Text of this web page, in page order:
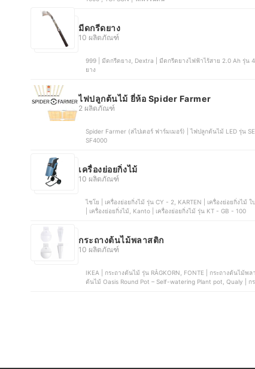
มีดกรีดยาง
10 ผลิตภัณฑ์
999 | มีดกรีดยาง, Dextra | มีดกรีดยางไฟฟ้าไร้สาย 2.0 Ah รุ่น 4GXJ-I, แมวเงิน | มีดกรีดยาง, มังกรทอง | มีดกรีดยาง, นกเงือก | มีดกรีด
ยาง
ไฟปลูกต้นไม้ ยี่ห้อ Spider Farmer
2 ผลิตภัณฑ์
Spider Farmer (สไปเดอร์ ฟาร์มเมอร์) | ไฟปลูกต้นไม้ LED รุ่น
SF4000
เครื่องย่อยกิ่งไม้
10 ผลิตภัณฑ์
ไชโย | เครื่องย่อยกิ่งไม้ รุ่น CY - 2, KARTEN | เครื่องย่อยกิ่งไม้ ใบไม้ รุ่น ZF5120, SENIX | เครื่องย่อยกิ่งไม้ 2200W รุ่น YT5466 , TorqPro
| เครื่องย่อยกิ่งไม้, Kanto | เครื่องย่อยกิ่งไม้ รุ่น KT - GB - 100
กระถางต้นไม้พลาสติก
10 ผลิตภัณฑ์
IKEA | กระถางต้นไม้ รุ่น RÅGKORN, FONTE | กระถางต้นไม้
ต้นไม้ Oasis Round Pot – Self-watering Plant pot, Qualy | ก